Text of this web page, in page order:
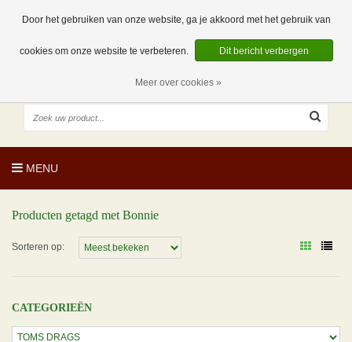
0 Artikelen
NL
EUR
MENU
Producten getagd met Bonnie
Sorteren op:
CATEGORIEËN
Door het gebruiken van onze website, ga je akkoord met het gebruik van
cookies om onze website te verbeteren. Dit bericht verbergen
Meer over cookies »